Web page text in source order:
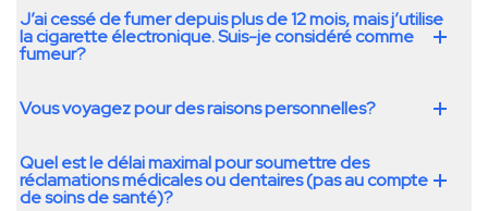
J’ai cessé de fumer depuis plus de 12 mois, mais j’utilise
la cigarette électronique. Suis-je considéré comme
fumeur?
Vous voyagez pour des raisons personnelles?
Quel est le délai maximal pour soumettre des
réclamations médicales ou dentaires (pas au compte
de soins de santé)?